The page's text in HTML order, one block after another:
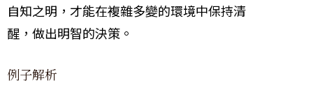
自知之明，才能在複雜多變的環境中保持清
醒，做出明智的決策。
例子解析